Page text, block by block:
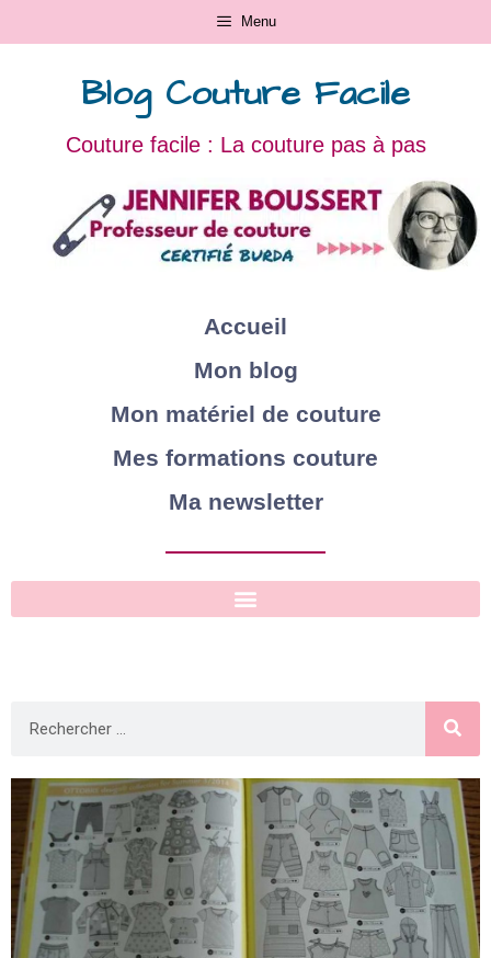
Menu
Blog Couture Facile
Couture facile : La couture pas à pas
Accueil
Mon blog
Mon matériel de couture
Mes formations couture
Ma newsletter